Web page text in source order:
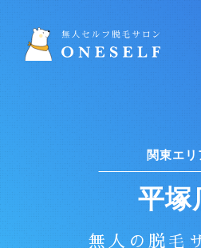
関東エリ
平塚
無人の脱毛